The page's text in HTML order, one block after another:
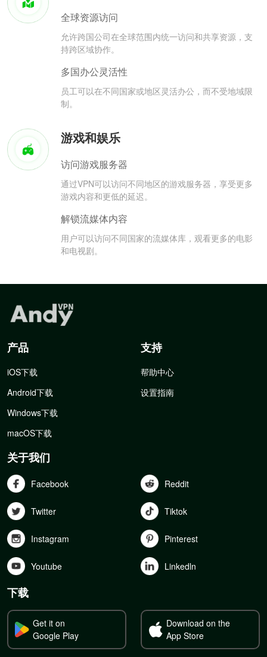
全球资源访问
允许跨国公司在全球范围内统一访问和共享资源，支
持跨区域协作。
多国办公灵活性
员工可以在不同国家或地区灵活办公，而不受地域限
制。
游戏和娱乐
访问游戏服务器
通过VPN可以访问不同地区的游戏服务器，享受更多
游戏内容和更低的延迟。
解锁流媒体内容
用户可以访问不同国家的流媒体库，观看更多的电影
和电视剧。
产品
iOS下载
Android下载
Windows下载
macOS下载
支持
帮助中心
设置指南
关于我们
Facebook Reddit
Twitter Tiktok
Instagram Pinterest
Youtube Linkedln
下载
Get it on
Google Play
Download on the
App Store